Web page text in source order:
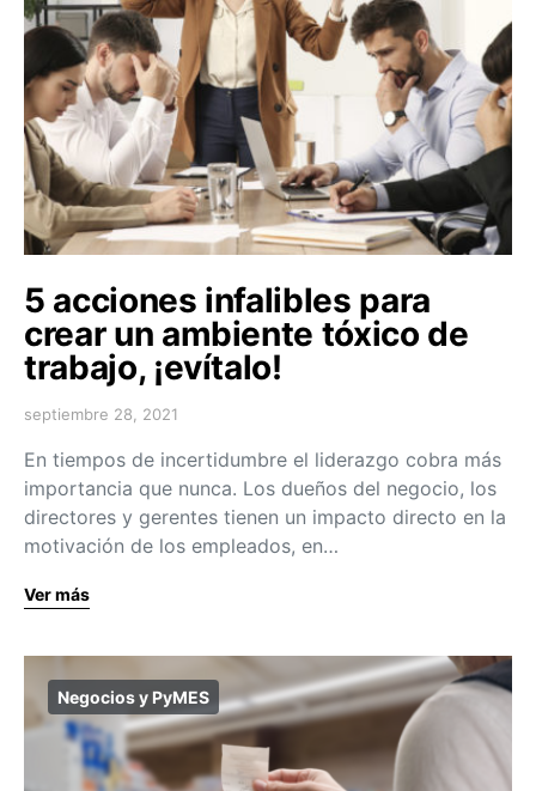
5 acciones infalibles para
crear un ambiente tóxico de
trabajo, ¡evítalo!
septiembre 28, 2021
En tiempos de incertidumbre el liderazgo cobra más
importancia que nunca. Los dueños del negocio, los
directores y gerentes tienen un impacto directo en la
motivación de los empleados, en…
Ver más
Negocios y PyMES